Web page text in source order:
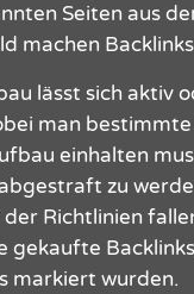
Seiten aus
machen
lässt sich aktiv
man
einhalten
zu
Richtlinien
gekaufte
markiert wurden.